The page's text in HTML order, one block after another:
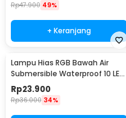
Rp47.900 49%
+ Keranjang
Lampu Hias RGB Bawah Air
Submersible Waterproof 10 LED
with Remote - 13017
Rp23.900
Rp36.000 34%